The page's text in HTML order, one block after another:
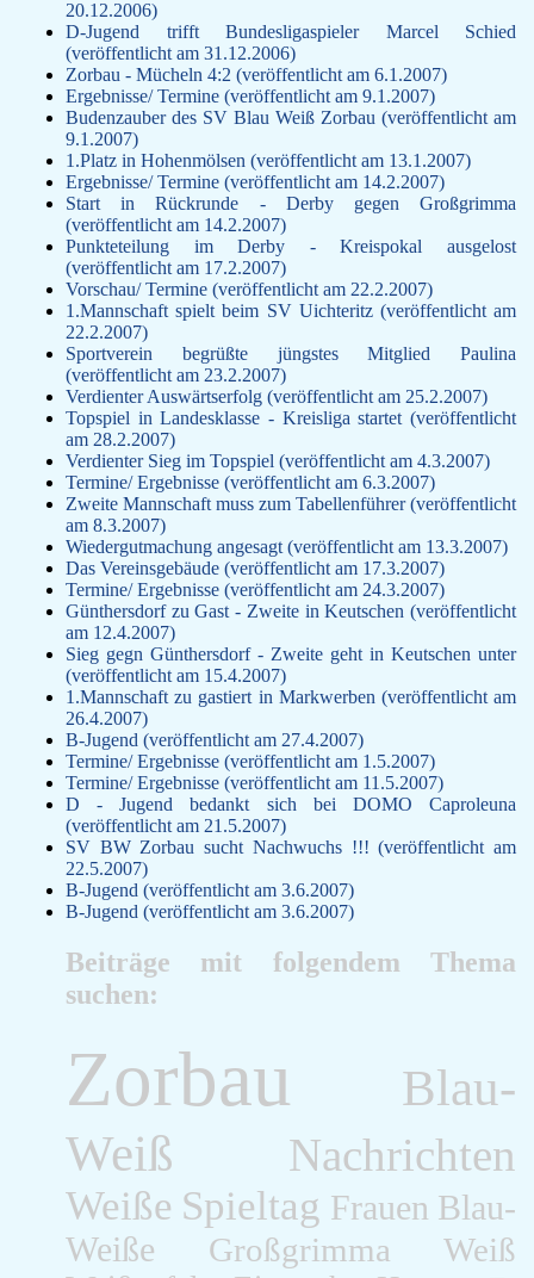
Kontakt
Dokumente
Rechtliches
Impressum
20.12.2006)
D-Jugend trifft Bundesligaspieler Marcel Schied
(veröffentlicht am 31.12.2006)
Zorbau - Mücheln 4:2 (veröffentlicht am 6.1.2007)
Ergebnisse/ Termine (veröffentlicht am 9.1.2007)
Budenzauber des SV Blau Weiß Zorbau (veröffentlicht am
9.1.2007)
1.Platz in Hohenmölsen (veröffentlicht am 13.1.2007)
Ergebnisse/ Termine (veröffentlicht am 14.2.2007)
Start in Rückrunde - Derby gegen Großgrimma
(veröffentlicht am 14.2.2007)
Punkteteilung im Derby - Kreispokal ausgelost
(veröffentlicht am 17.2.2007)
Vorschau/ Termine (veröffentlicht am 22.2.2007)
1.Mannschaft spielt beim SV Uichteritz (veröffentlicht am
22.2.2007)
Sportverein begrüßte jüngstes Mitglied Paulina
(veröffentlicht am 23.2.2007)
Verdienter Auswärtserfolg (veröffentlicht am 25.2.2007)
Topspiel in Landesklasse - Kreisliga startet (veröffentlicht
am 28.2.2007)
Verdienter Sieg im Topspiel (veröffentlicht am 4.3.2007)
Termine/ Ergebnisse (veröffentlicht am 6.3.2007)
Zweite Mannschaft muss zum Tabellenführer (veröffentlicht
am 8.3.2007)
Wiedergutmachung angesagt (veröffentlicht am 13.3.2007)
Das Vereinsgebäude (veröffentlicht am 17.3.2007)
Termine/ Ergebnisse (veröffentlicht am 24.3.2007)
Günthersdorf zu Gast - Zweite in Keutschen (veröffentlicht
am 12.4.2007)
Sieg gegn Günthersdorf - Zweite geht in Keutschen unter
(veröffentlicht am 15.4.2007)
1.Mannschaft zu gastiert in Markwerben (veröffentlicht am
26.4.2007)
B-Jugend (veröffentlicht am 27.4.2007)
Termine/ Ergebnisse (veröffentlicht am 1.5.2007)
Termine/ Ergebnisse (veröffentlicht am 11.5.2007)
D - Jugend bedankt sich bei DOMO Caproleuna
(veröffentlicht am 21.5.2007)
SV BW Zorbau sucht Nachwuchs !!! (veröffentlicht am
22.5.2007)
B-Jugend (veröffentlicht am 3.6.2007)
B-Jugend (veröffentlicht am 3.6.2007)
Beiträge mit folgendem Thema
suchen:
Zorbau
Blau-
Weiß
Nachrichten
Weiße Spieltag Frauen Blau-
Weiße
Großgrimma Weiß